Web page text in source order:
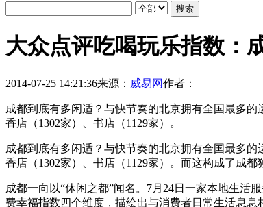
大众点评吃喝玩乐指数：
2014-07-25 14:21:36来源： 威易网作者：
成都到底有多闲适？与快节奏的北京拥有全国最多
香店（1302家）、书店（1129家）。
成都到底有多闲适？与快节奏的北京拥有全国最多
香店（1302家）、书店（1129家）。而这构成了成都
成都一向以“休闲之都”闻名。7月24日一家本地生活
费幸福指数四个维度，描绘出与消费者日常生活息息